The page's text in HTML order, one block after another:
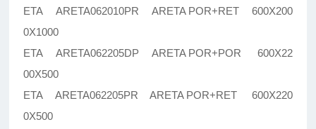
ETA ARETA062010PR ARETA POR+RET 600X200
0X1000
ETA ARETA062205DP ARETA POR+POR 600X22
00X500
ETA ARETA062205PR ARETA POR+RET 600X220
0X500